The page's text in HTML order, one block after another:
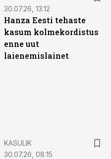
30.07.26, 13:12
Hanza Eesti tehaste
kasum kolmekordistus
enne uut
laienemislainet
KASULIK
30.07.26, 08:15